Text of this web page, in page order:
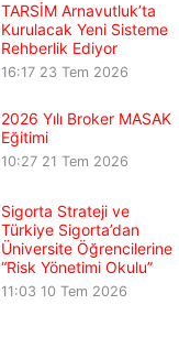
TARSİM Arnavutluk’ta
Kurulacak Yeni Sisteme
Rehberlik Ediyor
16:17 23 Tem 2026
2026 Yılı Broker MASAK
Eğitimi
10:27 21 Tem 2026
Sigorta Strateji ve
Türkiye Sigorta’dan
Üniversite Öğrencilerine
“Risk Yönetimi Okulu”
11:03 10 Tem 2026